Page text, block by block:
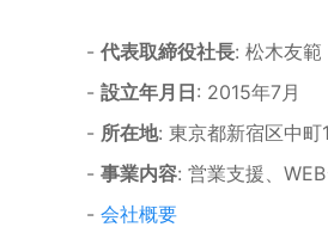
- 代表取締役社長: 松木友範
- 設立年月日: 2015年7月
- 所在地: 東京都新宿区中町
- 事業内容: 営業支援、
- 会社概要